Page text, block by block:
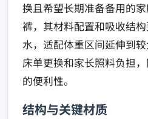
换且希望长期准备备用的
裤，其材料配置和吸收结
水，适配体重区间延伸到
床单更换和家长照料负担
的便利性。
结构与关键材质